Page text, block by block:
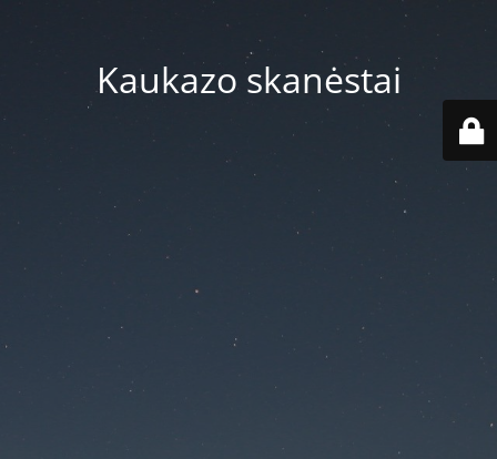
Kaukazo skanėstai